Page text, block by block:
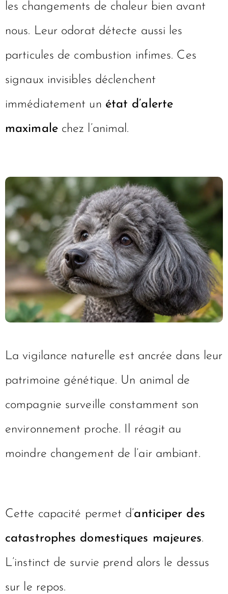
les changements de chaleur bien avant
nous. Leur odorat détecte aussi les
particules de combustion infimes. Ces
signaux invisibles déclenchent
immédiatement un état d’alerte
maximalechez l’animal.
La vigilance naturelle est ancrée dans leur
patrimoine génétique. Un animal de
compagnie surveille constamment son
environnement proche. Il réagit au
moindre changement de l’air ambiant.
Cette capacité permet d’anticiper des
catastrophes domestiques majeures.
L’instinct de survie prend alors le dessus
sur le repos.